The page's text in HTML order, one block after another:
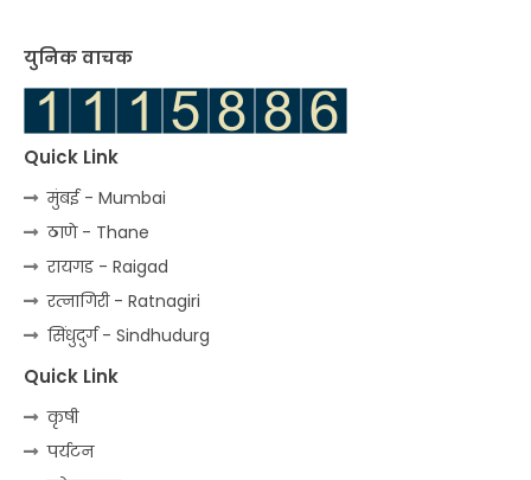
युनिक वाचक
Quick Link
मुंबई - Mumbai
ठाणे - Thane
रायगड - Raigad
रत्‍नागिरी - Ratnagiri
सिंधुदुर्ग - Sindhudurg
Quick Link
कृषी
पर्यटन